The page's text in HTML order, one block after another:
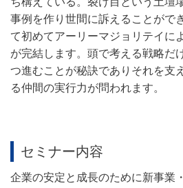
事例を作り世間に訴えることがで
て初めてアーリーマジョリテイに
が完結します。頭で考える戦略だ
つ進むことが秘訣でありそれを支
る仲間の実行力が問われます。
セミナー内容
企業の安定と成長のために新事業